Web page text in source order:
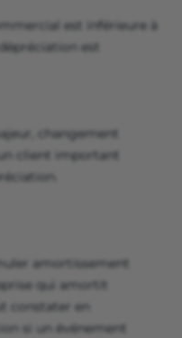
est inférieure à
est
changement
client important
amortissement
qui amortit
constater en
si un événement